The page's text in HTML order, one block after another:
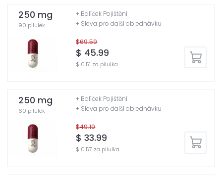
250 mg
90 pilulek
$69.59
$ 45.99
$ 0.51 za pilulka
+ Balíček Pojištění
+ Sleva pro další objednávku
250 mg
60 pilulek
$49.19
$ 33.99
$ 0.57 za pilulka
+ Balíček Pojištění
+ Sleva pro další objednávku